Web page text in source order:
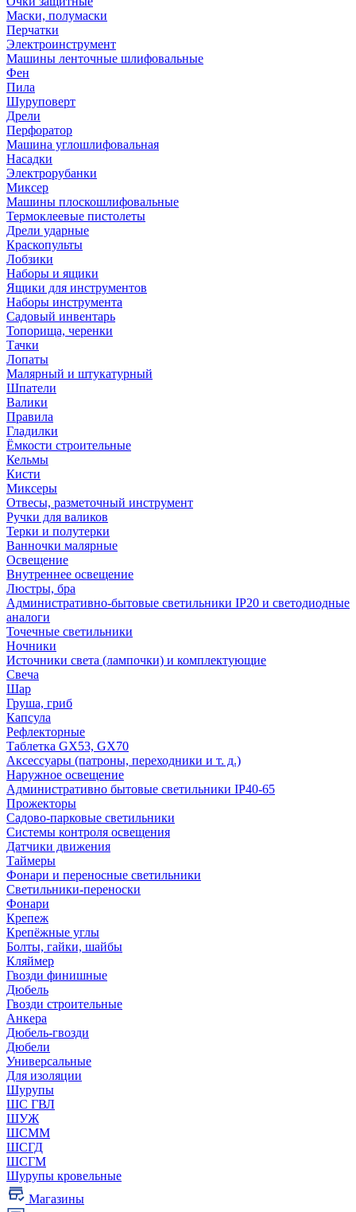
Маски, полумаски
Перчатки
Электроинструмент
Машины ленточные шлифовальные
Фен
Пила
Шуруповерт
Дрели
Перфоратор
Машина углошлифовальная
Насадки
Электрорубанки
Миксер
Машины плоскошлифовальные
Термоклеевые пистолеты
Дрели ударные
Краскопульты
Лобзики
Наборы и ящики
Ящики для инструментов
Наборы инструмента
Садовый инвентарь
Топорища, черенки
Тачки
Лопаты
Малярный и штукатурный
Шпатели
Валики
Правила
Гладилки
Ёмкости строительные
Кельмы
Кисти
Миксеры
Отвесы, разметочный инструмент
Ручки для валиков
Терки и полутерки
Ванночки малярные
Освещение
Внутреннее освещение
Люстры, бра
Административно-бытовые светильники IP20 и светодиодные
аналоги
Точечные светильники
Ночники
Источники света (лампочки) и комплектующие
Свеча
Шар
Груша, гриб
Капсула
Рефлекторные
Таблетка GX53, GX70
Аксессуары (патроны, переходники и т. д.)
Наружное освещение
Административно бытовые светильники IP40-65
Прожекторы
Садово-парковые светильники
Системы контроля освещения
Датчики движения
Таймеры
Фонари и переносные светильники
Светильники-переноски
Фонари
Крепеж
Крепёжные углы
Болты, гайки, шайбы
Кляймер
Гвозди финишные
Дюбель
Гвозди строительные
Анкера
Дюбель-гвозди
Дюбели
Универсальные
Для изоляции
Шурупы
ШС ГВЛ
ШУЖ
ШСММ
ШСГД
ШСГМ
Шурупы кровельные
Магазины